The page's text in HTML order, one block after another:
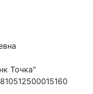
Точка"